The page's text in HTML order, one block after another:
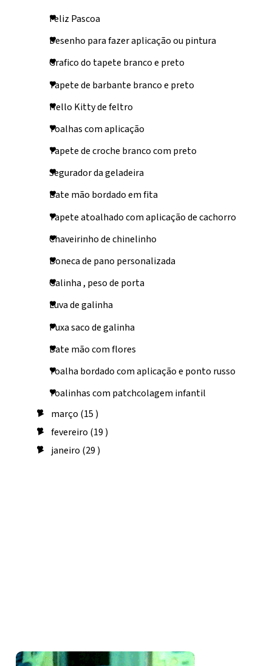
Feliz Pascoa
Desenho para fazer aplicação ou pintura
Grafico do tapete branco e preto
Tapete de barbante branco e preto
Hello Kitty de feltro
Toalhas com aplicação
Tapete de croche branco com preto
Segurador da geladeira
Bate mão bordado em fita
Tapete atoalhado com aplicação de cachorro
Chaveirinho de chinelinho
Boneca de pano personalizada
Galinha , peso de porta
Luva de galinha
Puxa saco de galinha
Bate mão com flores
Toalha bordado com aplicação e ponto russo
Toalinhas com patchcolagem infantil
► março (15 )
►fevereiro (19 )
► janeiro (29 )